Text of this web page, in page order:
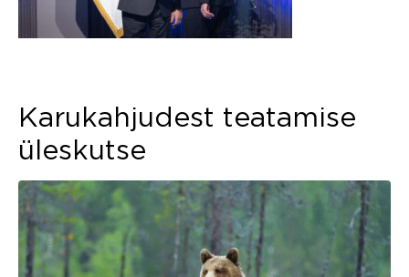
Karukahjudest teatamise
üleskutse